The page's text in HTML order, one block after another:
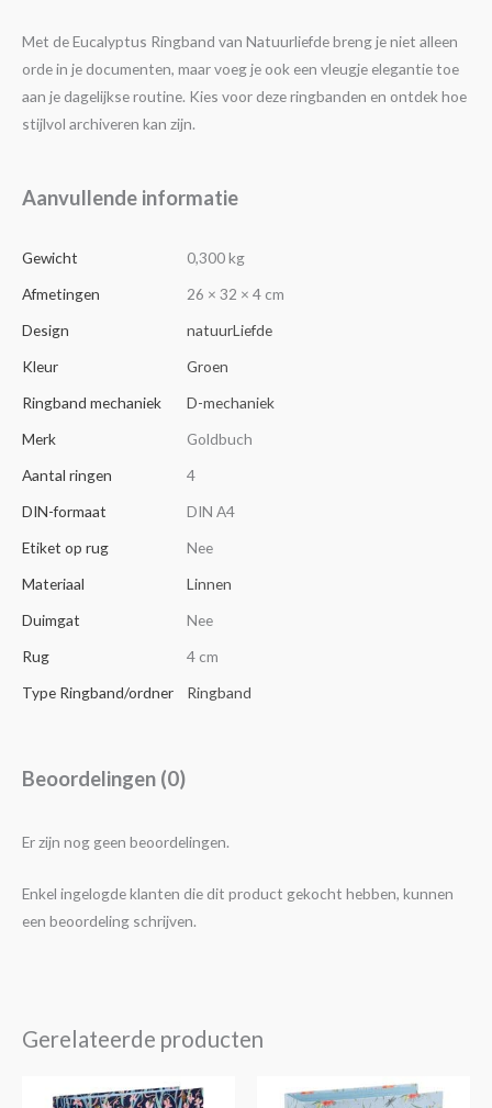
Met de Eucalyptus Ringband van Natuurliefde breng je niet alleen
orde in je documenten, maar voeg je ook een vleugje elegantie toe
aan je dagelijkse routine. Kies voor deze ringbanden en ontdek hoe
stijlvol archiveren kan zijn.
Aanvullende informatie
Gewicht
0,300 kg
Afmetingen
26 × 32 × 4 cm
Design
natuurLiefde
Kleur
Groen
Ringband mechaniek
D-mechaniek
Merk
Goldbuch
Aantal ringen
4
DIN-formaat
DIN A4
Etiket op rug
Nee
Materiaal
Linnen
Duimgat
Nee
Rug
4 cm
Type Ringband/ordner
Ringband
Beoordelingen (0)
Er zijn nog geen beoordelingen.
Enkel ingelogde klanten die dit product gekocht hebben, kunnen
een beoordeling schrijven.
Gerelateerde producten